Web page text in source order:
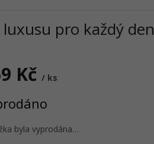
pro každý den
Kč / ks
byla vyprodána…